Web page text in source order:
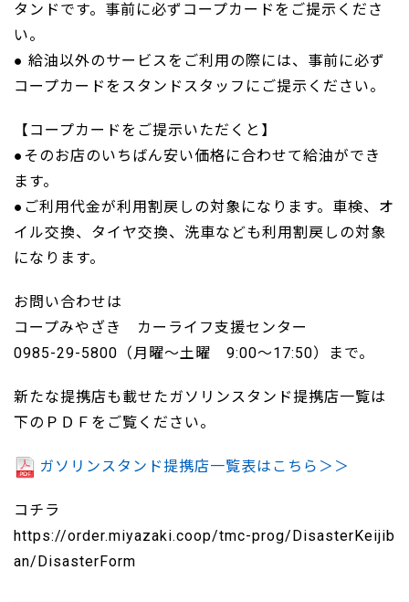
タンドです。事前に必ずコープカードをご提示くださ
い。
● 給油以外のサービスをご利用の際には、事前に必ず
コープカードをスタンドスタッフにご提示ください。
【コープカードをご提示いただくと】
●そのお店のいちばん安い価格に合わせて給油ができ
ます。
●ご利用代金が利用割戻しの対象になります。車検、オ
イル交換、タイヤ交換、洗車なども利用割戻しの対象
になります。
お問い合わせは
コープみやざき カーライフ支援センター
0985-29-5800（月曜～土曜 9:00～17:50）まで。
新たな提携店も載せたガソリンスタンド提携店一覧は
下のＰＤＦをご覧ください。
ガソリンスタンド提携店一覧表はこちら＞＞
コチラ
https://order.miyazaki.coop/tmc-prog/DisasterKeijib
an/DisasterForm